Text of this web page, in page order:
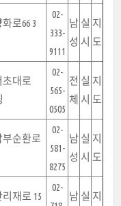
로66 3
02-
333-
9111
남
성
실
시
지
도
대로
02-
565-
0505
전
체
실
시
지
도
순환로
02-
581-
8275
남
성
실
시
지
도
재로 15
02-
남 실 지